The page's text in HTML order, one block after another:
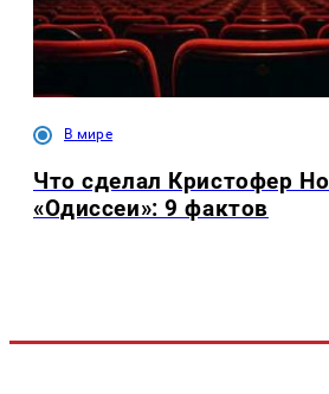
В мире
Что сделал Кристофер
«Одиссеи»: 9 фактов